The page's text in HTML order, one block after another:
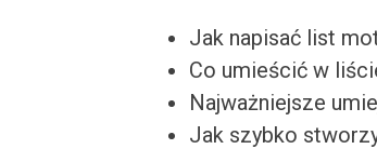
Jak napisać list
Co umieścić w
Najważniejsze
Jak szybko